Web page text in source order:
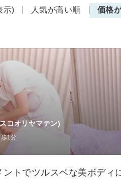
示) 人気が高い順 価格
コオリヤマテン)
1分
トでツルスベな美ボディ